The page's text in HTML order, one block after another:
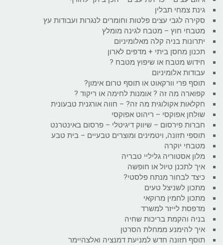
גינת צמחי תבלין
סקירה לגבי עצים פלטות וחומרים לנגרות ועבודות עץ
מטבחי חוץ – מטבח לגינה מומלץ
יתרונות בניה קלה מאלומיניום
תכנון מחסן ביתי + מדפים לארון
חידוש מטבח או שיפוץ מטבח ?
עבודות אלומיניום
תוסף פרי וורקאוט או תוסף טרום אימון?
קפוארה מה זה ? אומנות לחימה או ריקוד ?
חקלאות אקולוגית מה זה? – חווה אורגנית טבעונית
שולחן אפוקסי – ריהוט אפוקסי
חברות פירסום – שיווק דיגיטלי – פרסום באינטרנט
תוספי תזונה, ויטמינים ומוצרים טבעיים – בית טבע
מטבחי יוקרה
מלון אסטוריה גליליי טבריה
איך לתכנן טיול או חופשה
כיצד לבחור מנתח פלסטי?
מתכון לשניצל טעים
מתכון לחמין מרוקאי
מדפסת לייזר למשרד
בניה והקמת בריכות שחיה
איך להימנע ממחלת הסרטן
תוסף תזונה חדש למניעת דמנציה ואלצהיימר